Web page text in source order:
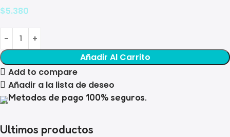
$5.380
Añadir Al Carrito
Add to compare
Añadir a la lista de deseo
Metodos de pago 100% seguros.
Ultimos productos